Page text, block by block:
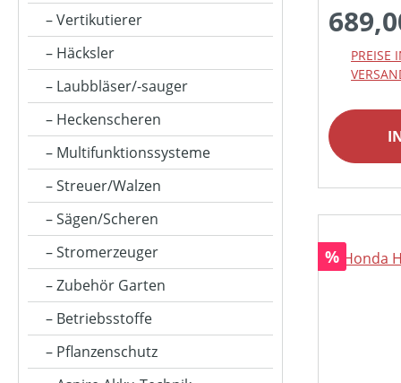
FARBE (GERÄT)
FLÄCHENLEISTUNG MAX (IN M²)
GESCHWINDIGKEIT MAX (IN KM/H)
HUBRAUM (IN CM³)
KLASSIFIZIERUNG
MATERIALART
Vertikutierer
Häcksler
Laubbläser/-sauger
Heckenscheren
Multifunktionssysteme
Streuer/Walzen
Sägen/Scheren
Stromerzeuger
Zubehör Garten
Betriebsstoffe
Pflanzenschutz
PREISE
Rabatt
%